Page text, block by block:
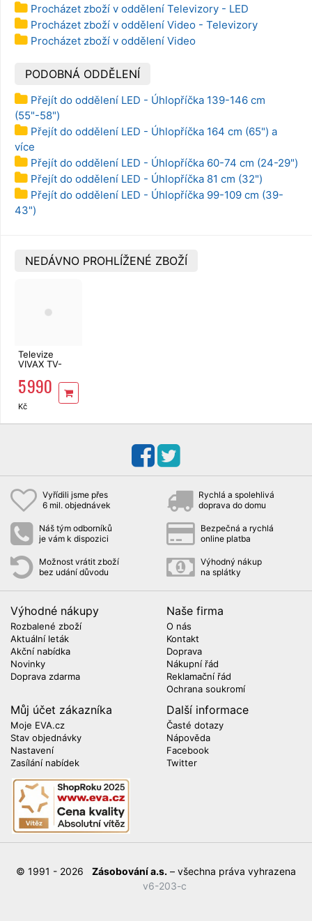
Procházet zboží v oddělení Televizory - LED
Procházet zboží v oddělení Video - Televizory
Procházet zboží v oddělení Video
PODOBNÁ ODDĚLENÍ
Přejít do oddělení LED - Úhlopříčka 139-146 cm
(55"-58")
Přejít do oddělení LED - Úhlopříčka 164 cm (65") a
více
Přejít do oddělení LED - Úhlopříčka 60-74 cm (24-29")
Přejít do oddělení LED - Úhlopříčka 81 cm (32")
Přejít do oddělení LED - Úhlopříčka 99-109 cm (39-
43")
NEDÁVNO PROHLÍŽENÉ ZBOŽÍ
Televize
VIVAX TV-
5 990
Kč
Vyřídili jsme přes
6 mil. objednávek
Rychlá a spolehlivá
doprava do domu
Náš tým odborníků
je vám k dispozici
Bezpečná a rychlá
online platba
Možnost vrátit zboží
bez udání důvodu
Výhodný nákup
na splátky
Výhodné nákupy
Rozbalené zboží
Aktuální leták
Akční nabídka
Novinky
Doprava zdarma
Naše firma
O nás
Kontakt
Doprava
Nákupní řád
Reklamační řád
Ochrana soukromí
Můj účet zákazníka
Moje EVA.cz
Stav objednávky
Nastavení
Zasílání nabídek
Další informace
Časté dotazy
Nápověda
Facebook
Twitter
© 1991 - 2026 Zásobování a.s. – všechna práva vyhrazena
v6-203-c